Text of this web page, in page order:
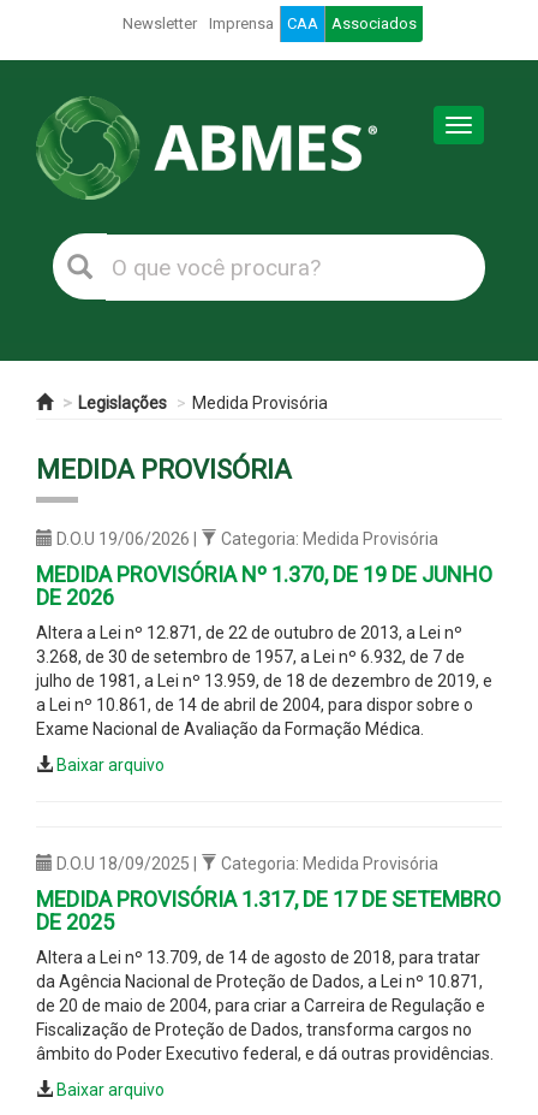
Newsletter Imprensa CAA Associados
Toggle
Legislações Medida Provisória
MEDIDA PROVISÓRIA
D.O.U 19/06/2026 | Categoria: Medida Provisória
MEDIDA PROVISÓRIA Nº 1.370, DE 19 DE JUNHO
DE 2026
Altera a Lei nº 12.871, de 22 de outubro de 2013, a Lei nº
3.268, de 30 de setembro de 1957, a Lei nº 6.932, de 7 de
julho de 1981, a Lei nº 13.959, de 18 de dezembro de 2019, e
a Lei nº 10.861, de 14 de abril de 2004, para dispor sobre o
Exame Nacional de Avaliação da Formação Médica.
Baixar arquivo
D.O.U 18/09/2025 | Categoria: Medida Provisória
MEDIDA PROVISÓRIA 1.317, DE 17 DE SETEMBRO
DE 2025
Altera a Lei nº 13.709, de 14 de agosto de 2018, para tratar
da Agência Nacional de Proteção de Dados, a Lei nº 10.871,
de 20 de maio de 2004, para criar a Carreira de Regulação e
Fiscalização de Proteção de Dados, transforma cargos no
âmbito do Poder Executivo federal, e dá outras providências.
Baixar arquivo